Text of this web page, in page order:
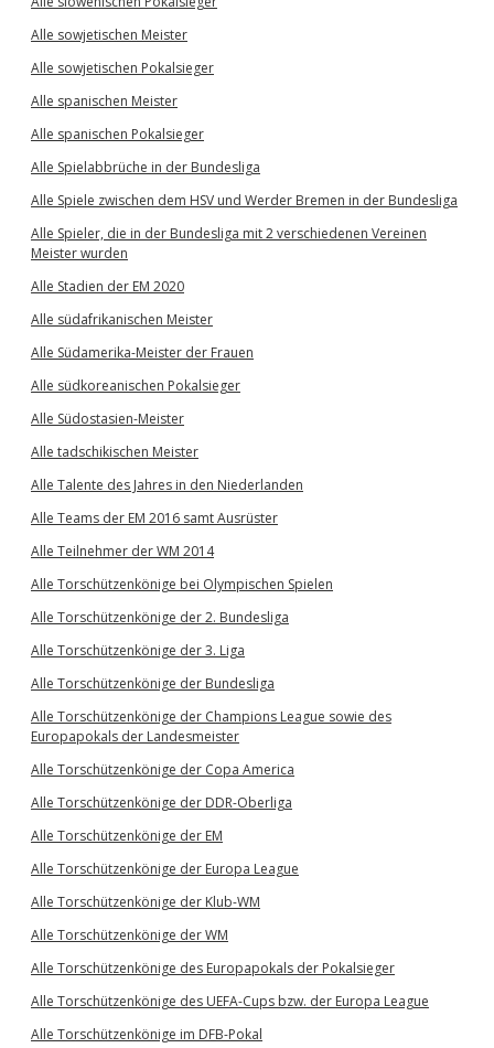
Alle sowjetischen Meister
Alle sowjetischen Pokalsieger
Alle spanischen Meister
Alle spanischen Pokalsieger
Alle Spielabbrüche in der Bundesliga
Alle Spiele zwischen dem HSV und Werder Bremen in der Bundesliga
Alle Spieler, die in der Bundesliga mit 2 verschiedenen Vereinen
Meister wurden
Alle Stadien der EM 2020
Alle südafrikanischen Meister
Alle Südamerika-Meister der Frauen
Alle südkoreanischen Pokalsieger
Alle Südostasien-Meister
Alle tadschikischen Meister
Alle Talente des Jahres in den Niederlanden
Alle Teams der EM 2016 samt Ausrüster
Alle Teilnehmer der WM 2014
Alle Torschützenkönige bei Olympischen Spielen
Alle Torschützenkönige der 2. Bundesliga
Alle Torschützenkönige der 3. Liga
Alle Torschützenkönige der Bundesliga
Alle Torschützenkönige der Champions League sowie des
Europapokals der Landesmeister
Alle Torschützenkönige der Copa America
Alle Torschützenkönige der DDR-Oberliga
Alle Torschützenkönige der EM
Alle Torschützenkönige der Europa League
Alle Torschützenkönige der Klub-WM
Alle Torschützenkönige der WM
Alle Torschützenkönige des Europapokals der Pokalsieger
Alle Torschützenkönige des UEFA-Cups bzw. der Europa League
Alle Torschützenkönige im DFB-Pokal